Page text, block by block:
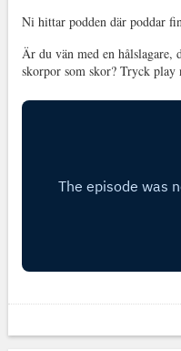
Ni hittar podden där poddar
Är du vän med en
skorpor som skor? Tryck play